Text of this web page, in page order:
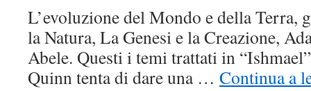
L’evoluzione del Mondo e della Terra,
la Natura, La Genesi e la Creazione,
Abele. Questi i temi trattati in
Quinn tenta di dare una … Continua a